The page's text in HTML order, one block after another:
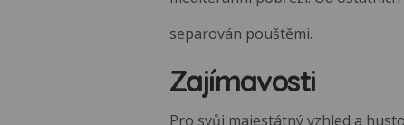
separován pouštěmi.
Zajímavosti
Pro svůj majestátný vzhled a